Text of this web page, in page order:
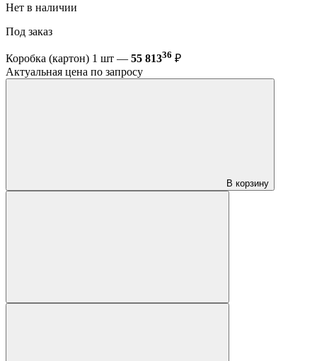
Нет в наличии
Под заказ
Коробка (картон) 1 шт — 55 81336 ₽
Актуальная цена по запросу
В корзину